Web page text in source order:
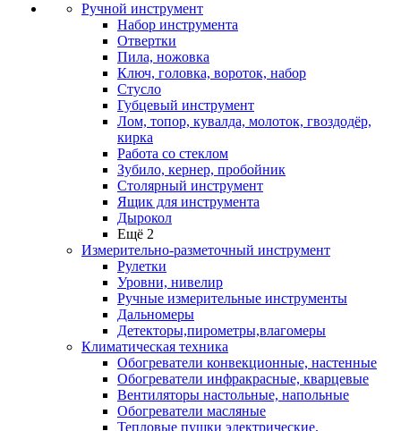
Ручной инструмент
Набор инструмента
Отвертки
Пила, ножовка
Ключ, головка, вороток, набор
Стусло
Губцевый инструмент
Лом, топор, кувалда, молоток, гвоздодёр,
кирка
Работа со стеклом
Зубило, кернер, пробойник
Столярный инструмент
Ящик для инструмента
Дырокол
Ещё 2
Измерительно-разметочный инструмент
Рулетки
Уровни, нивелир
Ручные измерительные инструменты
Дальномеры
Детекторы,пирометры,влагомеры
Климатическая техника
Обогреватели конвекционные, настенные
Обогреватели инфракрасные, кварцевые
Вентиляторы настольные, напольные
Обогреватели масляные
Тепловые пушки электрические,